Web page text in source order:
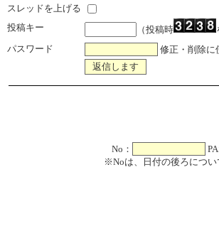
スレッドを上げる
投稿キー
（投稿時
パスワード
修正・削除に
No：
※Noは、日付の後ろにつ